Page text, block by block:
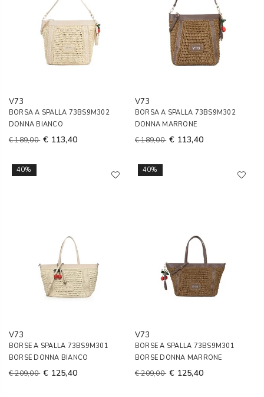
V73
BORSA A SPALLA 73BS9M302
DONNA BIANCO
€ 189,00 € 113,40
V73
BORSA A SPALLA 73BS9M302
DONNA MARRONE
€ 189,00 € 113,40
40%
V73
BORSE A SPALLA 73BS9M301
BORSE DONNA BIANCO
€ 209,00 € 125,40
40%
V73
BORSE A SPALLA 73BS9M301
BORSE DONNA MARRONE
€ 209,00 € 125,40